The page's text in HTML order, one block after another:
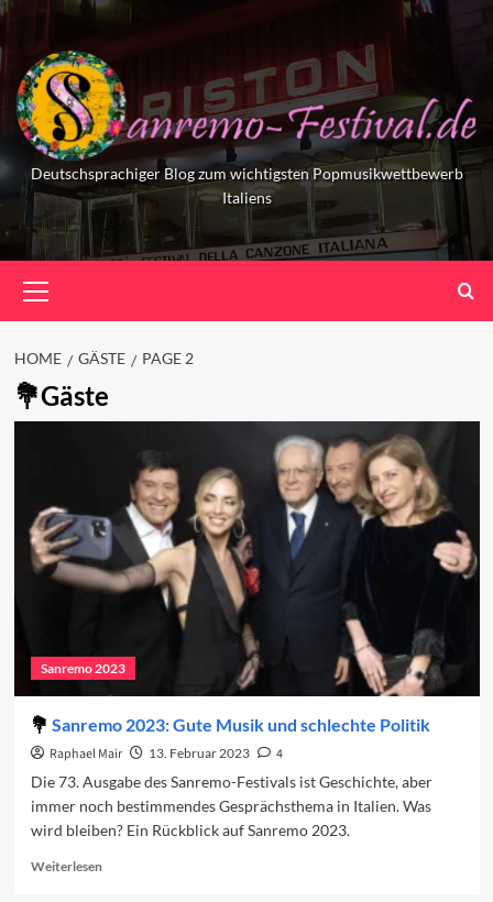
Skip
to
content
Deutschsprachiger Blog zum wichtigsten Popmusikwettbewerb
Italiens
Menu
HOME GÄSTE PAGE 2
Gäste
Sanremo 2023
Sanremo 2023: Gute Musik und schlechte Politik
Raphael Mair 13. Februar 2023
4
Die 73. Ausgabe des Sanremo-Festivals ist Geschichte, aber
immer noch bestimmendes Gesprächsthema in Italien. Was
wird bleiben? Ein Rückblick auf Sanremo 2023.
WeiterlesenRead